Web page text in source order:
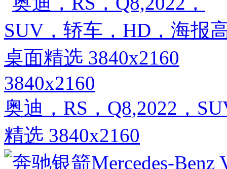
3840x2160
奥迪，RS，Q8,2022，
精选 3840x2160